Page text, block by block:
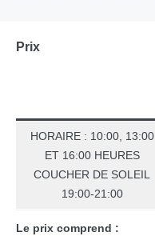
Prix
HORAIRE : 10:00, 13:00
ET 16:00 HEURES
COUCHER DE SOLEIL
19:00-21:00
Le prix comprend :